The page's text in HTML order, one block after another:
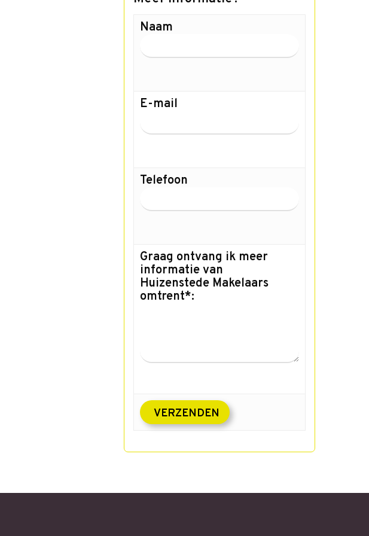
Naam
E-mail
Telefoon
Graag ontvang ik meer
informatie van
Huizenstede Makelaars
omtrent*: